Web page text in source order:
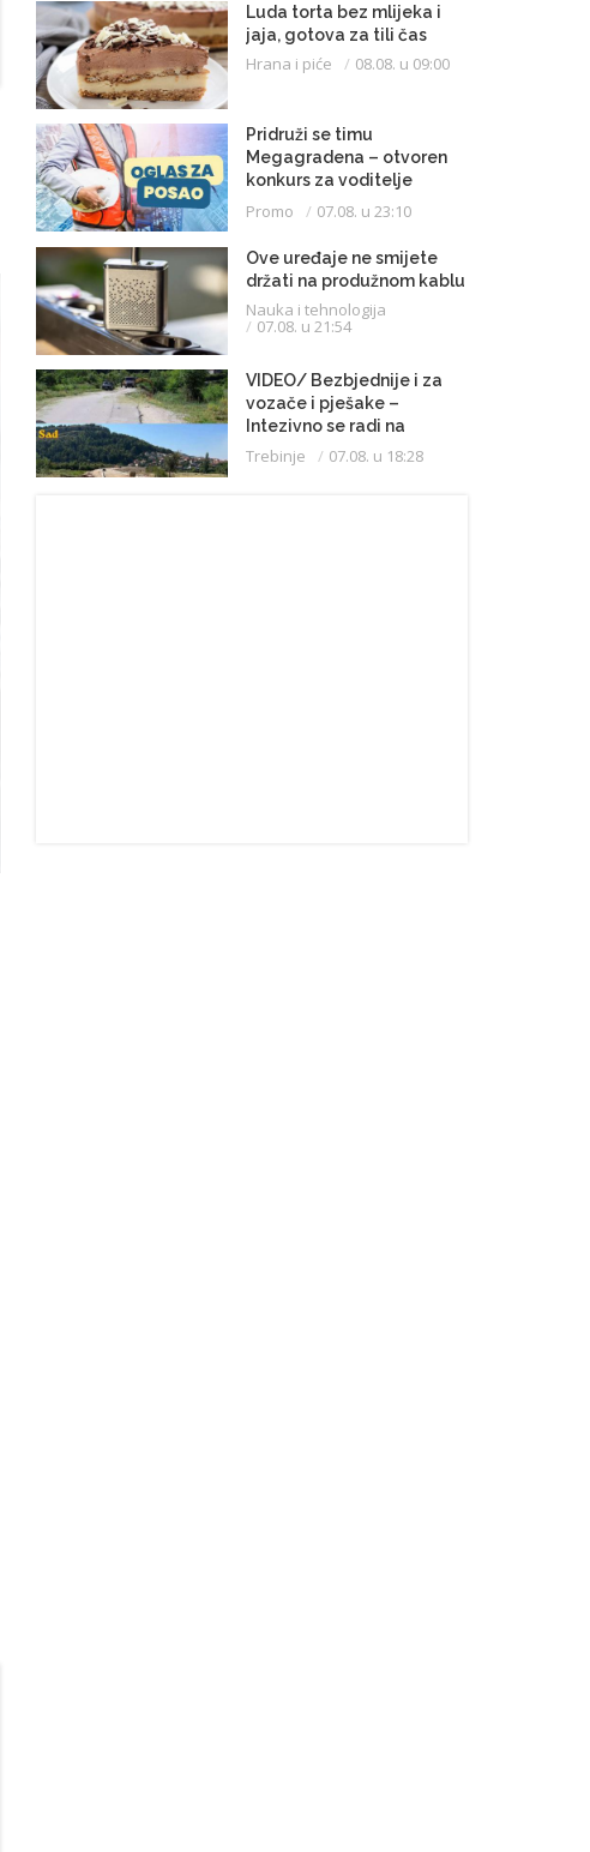
Luda torta bez mlijeka i
jaja, gotova za tili čas
Hrana i piće 08.08. u 09:00
Pridruži se timu
Megagradena – otvoren
konkurs za voditelje
gradilišta
Promo 07.08. u 23:10
Ove uređaje ne smijete
držati na produžnom kablu
Nauka i tehnologija
07.08. u 21:54
VIDEO/ Bezbjednije i za
vozače i pješake –
Intezivno se radi na
proširenju saobraćajnice
Trebinje 07.08. u 18:28